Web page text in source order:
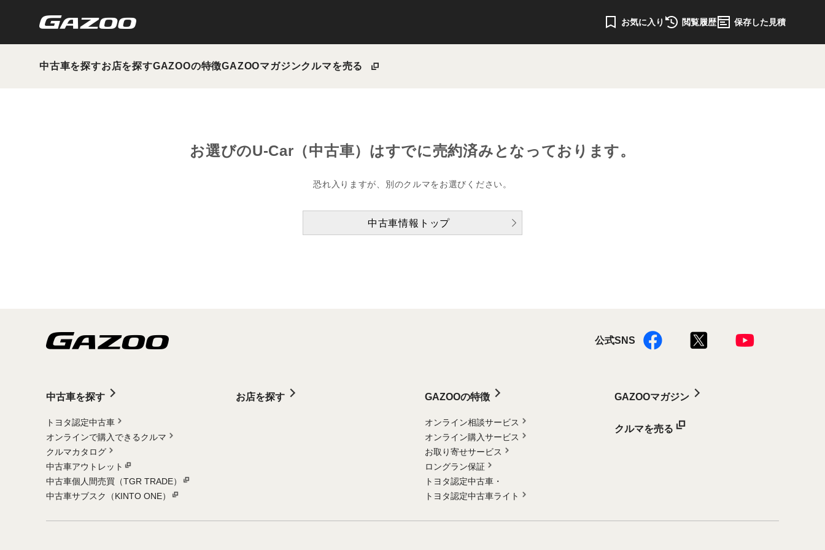
お気に入り 閲覧履歴 保存した見積
中古車を探すお店を探すGAZOOの特徴GAZOOマガジンクルマを売る
お選びのU-Car（中古車）はすでに売約済みとなっております。
恐れ入りますが、別のクルマをお選びください。
中古車情報トップ
公式SNS
中古車を探す
トヨタ認定中古車
オンラインで購入できるクルマ
クルマカタログ
中古車アウトレット
中古車個人間売買（TGR TRADE）
中古車サブスク（KINTO ONE）
お店を探す GAZOOの特徴
オンライン相談サービス
オンライン購入サービス
お取り寄せサービス
ロングラン保証
トヨタ認定中古車・
トヨタ認定中古車ライト
GAZOOマガジン
クルマを売る